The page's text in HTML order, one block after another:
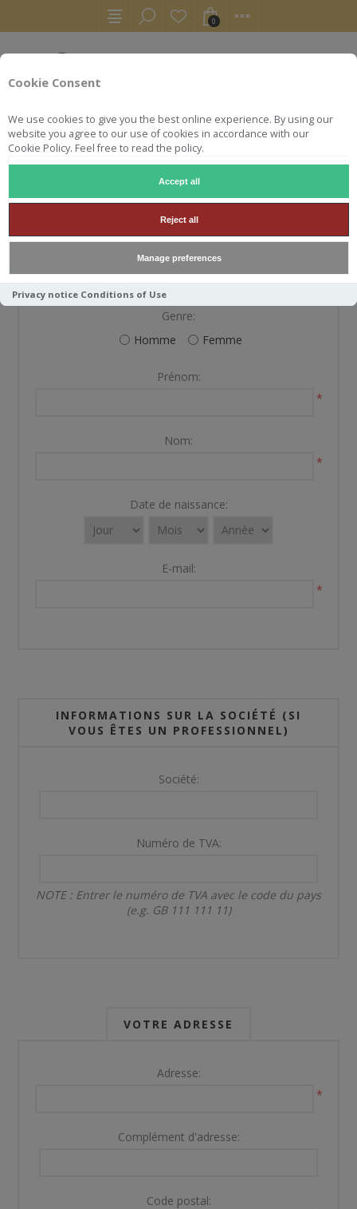
Cookie Consent
We use cookies to give you the best online experience. By using our
website you agree to our use of cookies in accordance with our
Cookie Policy. Feel free to read the policy.
Accept all
Reject all
Manage preferences
Privacy notice Conditions of Use
0
S'ENREGISTRER
VOS INFORMATIONS PERSONNELLES
Genre:
Homme
Femme
Prénom:
*
Nom:
*
Date de naissance:
E-mail:
*
INFORMATIONS SUR LA SOCIÉTÉ (SI
VOUS ÊTES UN PROFESSIONNEL)
Société:
Numéro de TVA:
NOTE : Entrer le numéro de TVA avec le code du pays
(e.g. GB 111 111 11)
VOTRE ADRESSE
Adresse:
*
Complément d'adresse:
Code postal: